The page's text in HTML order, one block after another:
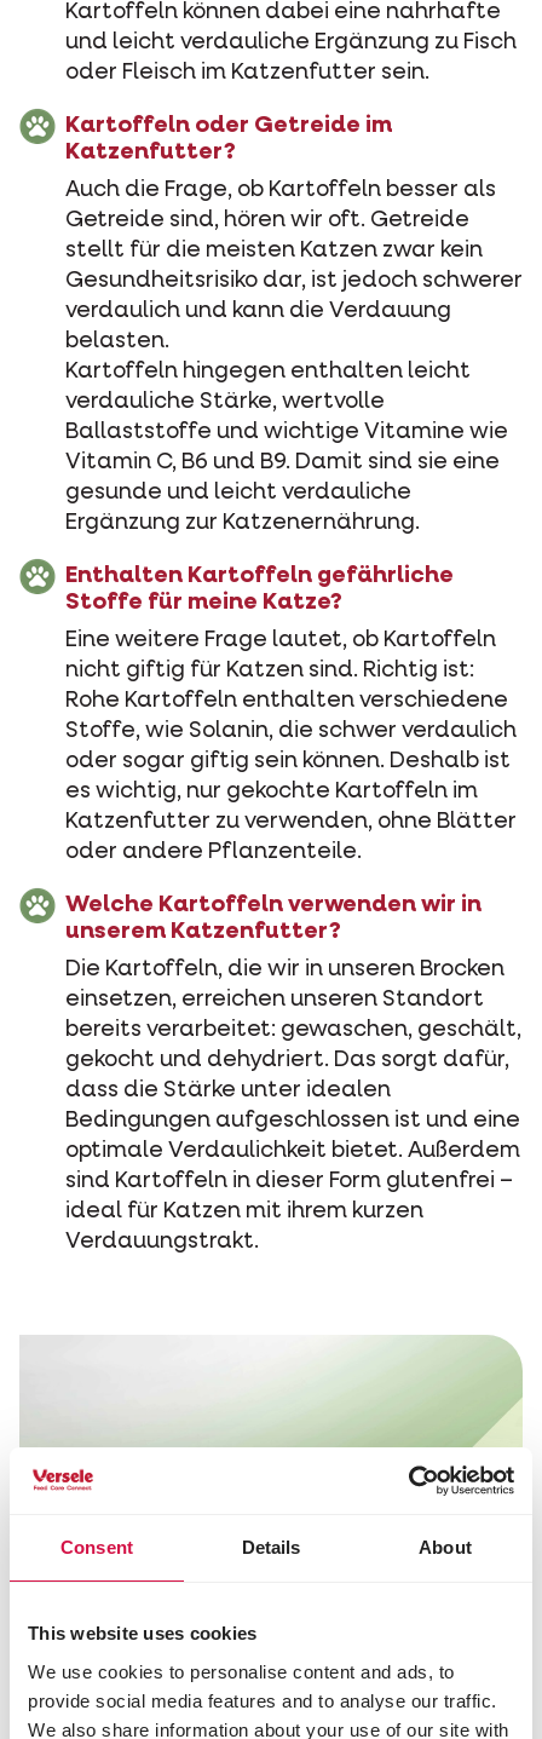
Consent Details About
This website uses cookies
We use cookies to personalise content and ads, to
provide social media features and to analyse our traffic.
We also share information about your use of our site with
Kartoffeln können dabei eine nahrhafte
und leicht verdauliche Ergänzung zu Fisch
oder Fleisch im Katzenfutter sein.
Kartoffeln oder Getreide im
Katzenfutter?
Auch die Frage, ob Kartoffeln besser als
Getreide sind, hören wir oft. Getreide
stellt für die meisten Katzen zwar kein
Gesundheitsrisiko dar, ist jedoch schwerer
verdaulich und kann die Verdauung
belasten.
Kartoffeln hingegen enthalten leicht
verdauliche Stärke, wertvolle
Ballaststoffe und wichtige Vitamine wie
Vitamin C, B6 und B9. Damit sind sie eine
gesunde und leicht verdauliche
Ergänzung zur Katzenernährung.
Enthalten Kartoffeln gefährliche
Stoffe für meine Katze?
Eine weitere Frage lautet, ob Kartoffeln
nicht giftig für Katzen sind. Richtig ist:
Rohe Kartoffeln enthalten verschiedene
Stoffe, wie Solanin, die schwer verdaulich
oder sogar giftig sein können. Deshalb ist
es wichtig, nur gekochte Kartoffeln im
Katzenfutter zu verwenden, ohne Blätter
oder andere Pflanzenteile.
Welche Kartoffeln verwenden wir in
unserem Katzenfutter?
Die Kartoffeln, die wir in unseren Brocken
einsetzen, erreichen unseren Standort
bereits verarbeitet: gewaschen, geschält,
gekocht und dehydriert. Das sorgt dafür,
dass die Stärke unter idealen
Bedingungen aufgeschlossen ist und eine
optimale Verdaulichkeit bietet. Außerdem
sind Kartoffeln in dieser Form glutenfrei –
ideal für Katzen mit ihrem kurzen
Verdauungstrakt.